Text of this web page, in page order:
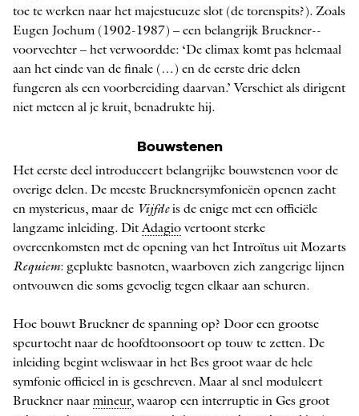
toe te werken naar het majestueuze slot (de torenspits?). Zoals
Eugen Jochum (1902-1987) – een belangrijk Bruckner-­
voorvechter – het verwoordde: ‘De climax komt pas helemaal
aan het einde van de finale (…) en de eerste drie delen
fungeren als een voorbereiding daarvan.’ Verschiet als dirigent
niet meteen al je kruit, benadrukte hij.
Bouwstenen
Het eerste deel introduceert belangrijke bouwstenen voor de
overige delen. De meeste Brucknersymfonieën openen zacht
en ­mysterieus, maar de Vijfdeis de enige met een officiële
langzame inleiding. DitAdagio vertoont sterke
overeenkomsten met de opening van het Introïtus uit Mozarts
Requiem: geplukte basnoten, waarboven zich zangerige lijnen
ontvouwen die soms gevoelig tegen elkaar aan schuren.
Hoe bouwt Bruckner de spanning op? Door een grootse
speurtocht naar de hoofdtoonsoort op touw te zetten. De
inleiding begint weliswaar in het Bes groot waar de hele
symfonie officieel in is geschreven. Maar al snel moduleert
Bruckner naar mineur, waarop een interruptie in Ges groot